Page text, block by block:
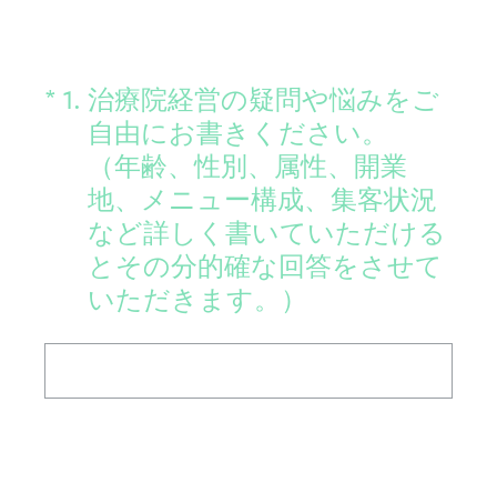
* 1. 治療院経営の疑問や悩みをご
自由にお書きください。
（年齢、性別、属性、開業
地、メニュー構成、集客状況
など詳しく書いていただける
とその分的確な回答をさせて
いただきます。）
（必須）